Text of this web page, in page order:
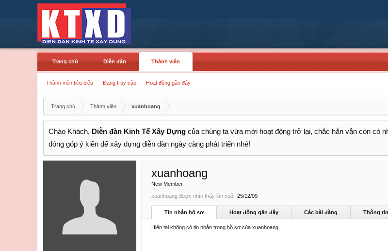
Trang chủ
Diễn đàn Thành viên
Thành viên tiêu biểu Đang truy cập Hoạt động gần đây
Trang chủ Thành viên xuanhoang
Chào Khách, Diễn đàn Kinh Tế Xây Dựng của chúng ta vừa mới hoạt động trở lại, chắc hẳn vẫn còn có
đóng góp ý kiến để xây dựng diễn đàn ngày càng phát triển nhé!
xuanhoang
New Member
xuanhoang được nhìn thấy lần cuối: 25/12/09
Tin nhắn hồ sơ Hoạt động gần đây Các bài đăng Thông tin
Hiện tại không có tin nhắn trong hồ sơ của xuanhoang.